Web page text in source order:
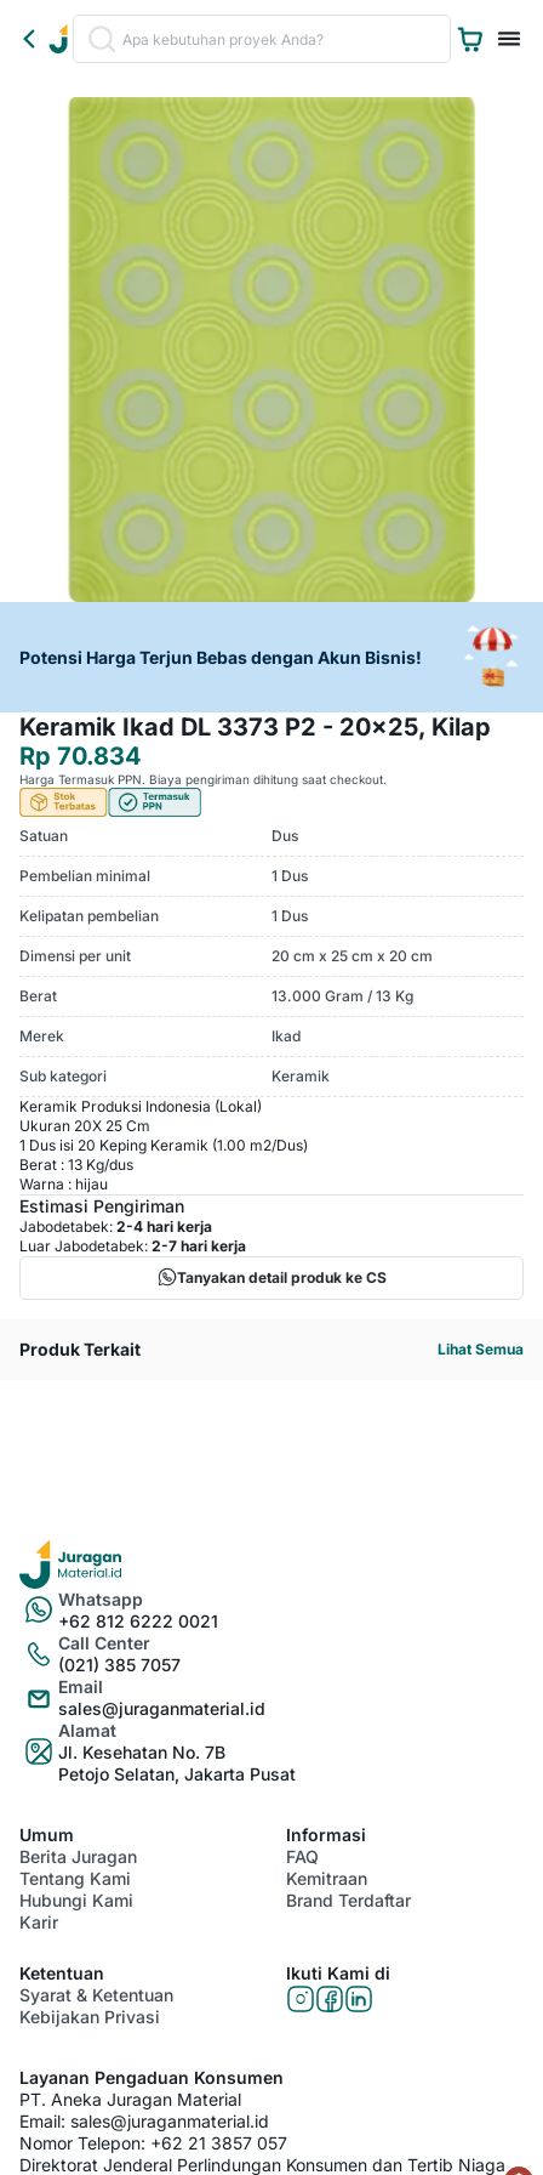
Potensi Harga Terjun Bebas dengan Akun Bisnis!
Keramik Ikad DL 3373 P2 - 20x25, Kilap
Rp 70.834
Harga Termasuk PPN. Biaya pengiriman dihitung saat checkout.
Satuan Dus
Pembelian minimal 1 Dus
Kelipatan pembelian 1 Dus
Dimensi per unit 20 cm x 25 cm x 20 cm
Berat 13.000 Gram / 13 Kg
Merek Ikad
Sub kategori
Keramik
Keramik Produksi Indonesia (Lokal)
Ukuran 20X 25 Cm
1 Dus isi 20 Keping Keramik (1.00 m2/Dus)
Berat : 13 Kg/dus
Warna : hijau
Estimasi Pengiriman
Jabodetabek: 2-4 hari kerja
Luar Jabodetabek: 2-7 hari kerja
Tanyakan detail produk ke CS
Produk Terkait Lihat Semua
Whatsapp
+62 812 6222 0021
Call Center
(021) 385 7057
Email
sales@juraganmaterial.id
Alamat
Jl. Kesehatan No. 7B
Petojo Selatan, Jakarta Pusat
Umum
Berita Juragan
Tentang Kami
Hubungi Kami
Karir
Informasi
FAQ
Kemitraan
Brand Terdaftar
Ketentuan
Syarat & Ketentuan
Kebijakan Privasi
Ikuti Kami di
Layanan Pengaduan Konsumen
PT. Aneka Juragan Material
Email: sales@juraganmaterial.id
Nomor Telepon: +62 21 3857 057
Direktorat Jenderal Perlindungan Konsumen dan Tertib Niaga